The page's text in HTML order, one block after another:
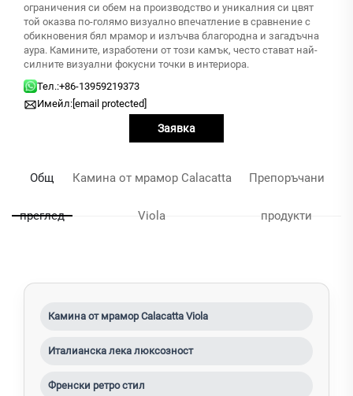
ограничения си обем на производство и уникалния си цвят
той оказва по-голямо визуално впечатление в сравнение с
обикновения бял мрамор и излъчва благородна и загадъчна
аура. Камините, изработени от този камък, често стават най-
силните визуални фокусни точки в интериора.
Тел.:+86-13959219373
Имейл:[email protected]
Заявка
Общ
преглед
Камина от мрамор Calacatta
Viola
Препоръчани
продукти
Камина от мрамор Calacatta Viola
Италианска лека люксозност
Френски ретро стил